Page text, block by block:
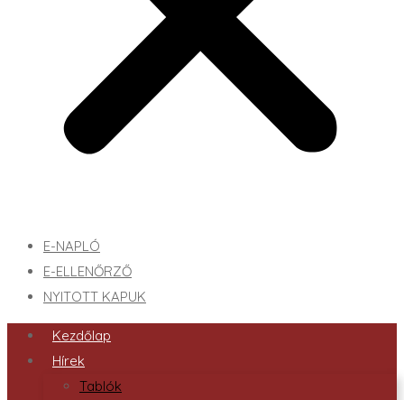
E-NAPLÓ
E-ELLENŐRZŐ
NYITOTT KAPUK
Kezdőlap
Hírek
Tablók